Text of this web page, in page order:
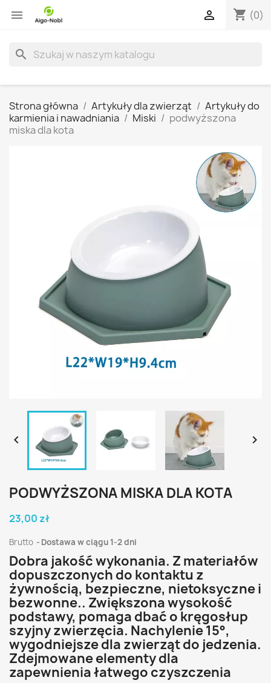
 shopping_cart (0)

search
Strona główna Artykuły dla zwierząt
Artykuły do
karmienia i nawadniania
Miski
podwyższona
miska dla kota
 
PODWYŻSZONA MISKA DLA KOTA
23,00 zł
Brutto Dostawa w ciągu 1-2 dni
Dobra jakość wykonania. Z materiałów
dopuszczonych do kontaktu z
żywnością, bezpieczne, nietoksyczne i
bezwonne.. Zwiększona wysokość
podstawy, pomaga dbać o kręgosłup
szyjny zwierzęcia. Nachylenie 15°,
wygodniejsze dla zwierząt do jedzenia.
Zdejmowane elementy dla
zapewnienia łatwego czyszczenia